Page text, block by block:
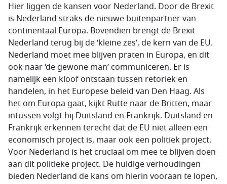
Hier liggen de kansen voor Nederland. Door de Brexit
is Nederland straks de nieuwe buitenpartner van
continentaal Europa. Bovendien brengt de Brexit
Nederland terug bij de ‘kleine zes’, de kern van de EU.
Nederland moet mee blijven praten in Europa, en dit
ook naar ‘de gewone man’ communiceren. Er is
namelijk een kloof ontstaan tussen retoriek en
handelen, in het Europese beleid van Den Haag. Als
het om Europa gaat, kijkt Rutte naar de Britten, maar
intussen volgt hij Duitsland en Frankrijk. Duitsland en
Frankrijk erkennen terecht dat de EU niet alleen een
economisch project is, maar ook een politiek project.
Voor Nederland is het cruciaal om mee te blijven doen
aan dit politieke project. De huidige verhoudingen
bieden Nederland de kans om hierin vooraan te lopen,